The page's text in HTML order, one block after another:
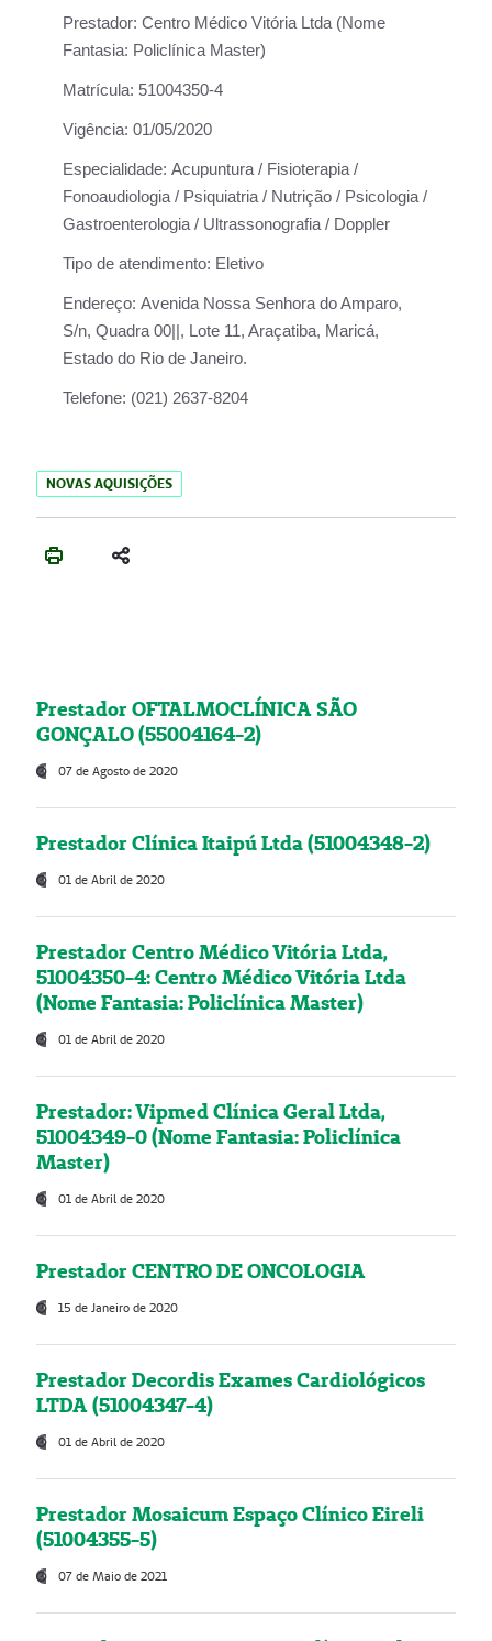
Prestador: Centro Médico Vitória Ltda (Nome
Fantasia: Policlínica Master)
Matrícula: 51004350-4
Vigência: 01/05/2020
Especialidade: Acupuntura / Fisioterapia /
Fonoaudiologia / Psiquiatria / Nutrição / Psicologia /
Gastroenterologia / Ultrassonografia / Doppler
Tipo de atendimento: Eletivo
Endereço: Avenida Nossa Senhora do Amparo,
S/n, Quadra 00||, Lote 11, Araçatiba, Maricá,
Estado do Rio de Janeiro.
Telefone: (021) 2637-8204
NOVAS AQUISIÇÕES
Prestador OFTALMOCLÍNICA SÃO
GONÇALO (55004164-2)
07 de Agosto de 2020
Prestador Clínica Itaipú Ltda (51004348-2)
01 de Abril de 2020
Prestador Centro Médico Vitória Ltda,
51004350-4: Centro Médico Vitória Ltda
(Nome Fantasia: Policlínica Master)
01 de Abril de 2020
Prestador: Vipmed Clínica Geral Ltda,
51004349-0 (Nome Fantasia: Policlínica
Master)
01 de Abril de 2020
Prestador CENTRO DE ONCOLOGIA
15 de Janeiro de 2020
Prestador Decordis Exames Cardiológicos
LTDA (51004347-4)
01 de Abril de 2020
Prestador Mosaicum Espaço Clínico Eireli
(51004355-5)
07 de Maio de 2021